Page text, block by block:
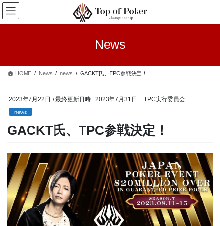
コ
ン
テ
ス
ナ
ビ
ゲ
ン
News
HOME News news GACKT氏、TPC参戦決定！
2023年7月22日 / 最終更新日時 : 2023年7月31日 TPC実行委員会
news
GACKT氏、TPC参戦決定！